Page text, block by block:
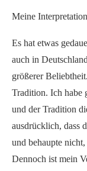
Meine
Es hat etwas
auch in
größerer
Tradition. Ich habe
und der Tradition
ausdrücklich, dass
und behaupte
Dennoch ist mein